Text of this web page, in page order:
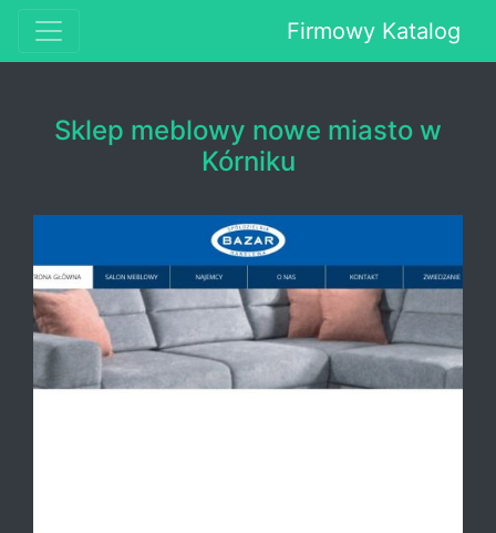
Firmowy Katalog
Sklep meblowy nowe miasto w
Kórniku